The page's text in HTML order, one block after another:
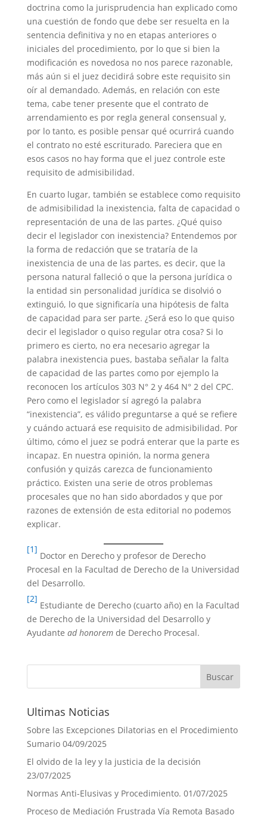
doctrina como la jurisprudencia han explicado como
una cuestión de fondo que debe ser resuelta en la
sentencia definitiva y no en etapas anteriores o
iniciales del procedimiento, por lo que si bien la
modificación es novedosa no nos parece razonable,
más aún si el juez decidirá sobre este requisito sin
oír al demandado. Además, en relación con este
tema, cabe tener presente que el contrato de
arrendamiento es por regla general consensual y,
por lo tanto, es posible pensar qué ocurrirá cuando
el contrato no esté escriturado. Pareciera que en
esos casos no hay forma que el juez controle este
requisito de admisibilidad.
En cuarto lugar, también se establece como requisito
de admisibilidad la inexistencia, falta de capacidad o
representación de una de las partes. ¿Qué quiso
decir el legislador con inexistencia? Entendemos por
la forma de redacción que se trataría de la
inexistencia de una de las partes, es decir, que la
persona natural falleció o que la persona jurídica o
la entidad sin personalidad jurídica se disolvió o
extinguió, lo que significaría una hipótesis de falta
de capacidad para ser parte. ¿Será eso lo que quiso
decir el legislador o quiso regular otra cosa? Si lo
primero es cierto, no era necesario agregar la
palabra inexistencia pues, bastaba señalar la falta
de capacidad de las partes como por ejemplo la
reconocen los artículos 303 N° 2 y 464 N° 2 del CPC.
Pero como el legislador sí agregó la palabra
“inexistencia”, es válido preguntarse a qué se refiere
y cuándo actuará ese requisito de admisibilidad. Por
último, cómo el juez se podrá enterar que la parte es
incapaz. En nuestra opinión, la norma genera
confusión y quizás carezca de funcionamiento
práctico. Existen una serie de otros problemas
procesales que no han sido abordados y que por
razones de extensión de esta editorial no podemos
explicar.
[1]
Doctor en Derecho y profesor de Derecho
Procesal en la Facultad de Derecho de la Universidad
del Desarrollo.
[2]
Estudiante de Derecho (cuarto año) en la Facultad
de Derecho de la Universidad del Desarrollo y
Ayudante ad honoremde Derecho Procesal.
Ultimas Noticias
Sobre las Excepciones Dilatorias en el Procedimiento
Sumario 04/09/2025
El olvido de la ley y la justicia de la decisión
23/07/2025
Normas Anti-Elusivas y Procedimiento. 01/07/2025
Proceso de Mediación Frustrada Vía Remota Basado